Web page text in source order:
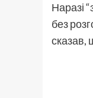
Наразі
без
сказав,